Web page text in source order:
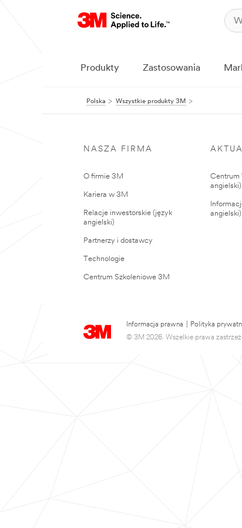
Produkty Zastosowania
Polska Wszystkie produkty 3M
NASZA FIRMA
O firmie 3M
Kariera w 3M
Relacje inwestorskie (język
angielski)
Partnerzy i dostawcy
Technologie
Centrum Szkoleniowe 3M
Centrum
angielski)
angielski)
Informacja prawna Polityka
© 3M 2026. Wszelkie prawa